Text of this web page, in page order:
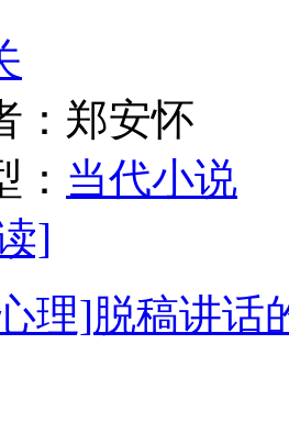
：郑安怀
： 当代小说
]
理]脱稿讲话